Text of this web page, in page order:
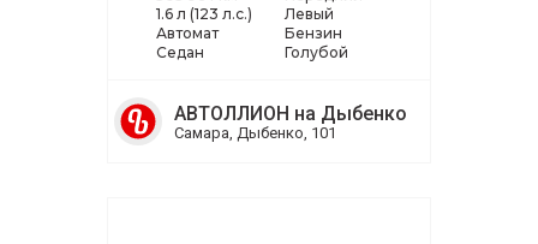
1.6 л (123 л.с.)
Автомат
Седан
Левый
Бензин
Голубой
АВТОЛЛИОН на Дыбенко
Самара, Дыбенко, 101